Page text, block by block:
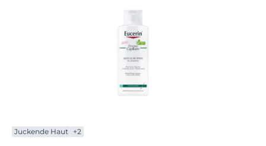
Juckende Haut +2